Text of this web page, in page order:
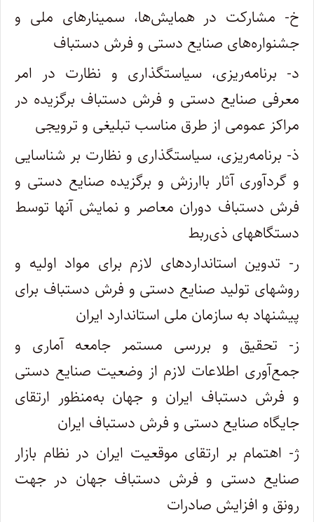
خ- مشارکت در همایش‌ها، سمینارهای ملی و
جشنواره‌های صنایع دستی و فرش دستباف
د- برنامه‌ریزی، سیاستگذاری و نظارت در امر
معرفی صنایع دستی و فرش دستباف برگزیده در
مراکز عمومی از طرق مناسب تبلیغی و ترویجی
ذ- برنامه‌ریزی، سیاستگذاری و نظارت بر شناسایی
و گردآوری آثار باارزش و برگزیده صنایع دستی و
فرش دستباف دوران معاصر و نمایش آنها توسط
دستگاههای ذی‌ربط
ر- تدوین استانداردهای لازم برای مواد اولیه و
روشهای تولید صنایع دستی و فرش دستباف برای
پیشنهاد به سازمان ملی استاندارد ایران
ز- تحقیق و بررسی مستمر جامعه آماری و
جمع‌آوری اطلاعات لازم از وضعیت صنایع دستی
و فرش دستباف ایران و جهان به‌منظور ارتقای
جایگاه صنایع دستی و فرش دستباف ایران
ژ- اهتمام بر ارتقای موقعیت ایران در نظام بازار
صنایع دستی و فرش دستباف جهان در جهت
رونق و افزایش صادرات